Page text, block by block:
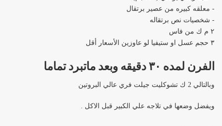
- معلقه كبيره من عصير برتقال
- شخصيات نص برتقاله
٢ م ك من فاس
٣ حجم عسل او ستيفيا لو عاوزين الأسعار أقل
الفرن لمده ٣٠ دقيقه وبعد ماتبرد تماما
وبالتالي 2 ك تشوكليت جيلت فري عالي البروتين
ويفضل وضعها في تلاجه علي الكبير قبل الاكل .